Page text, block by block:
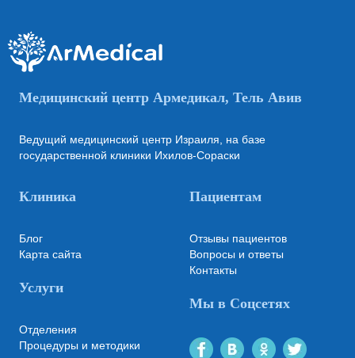
Медицинский центр Армедикал, Тель Авив
Ведущий медицинский центр Израиля, на базе
государственной клиники Ихилов-Сораски
Клиника
Блог
Карта сайта
Услуги
Отделения
Процедуры и методики
Пациентам
Отзывы пациентов
Вопросы и ответы
Контакты
Мы в Соцсетях